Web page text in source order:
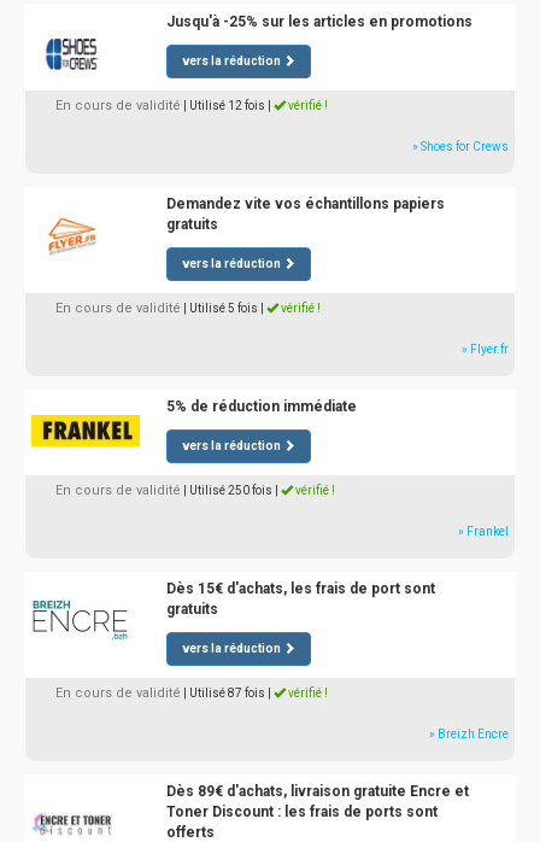
Jusqu'à -25% sur les articles en promotions
vers la réduction
En cours de validité | Utilisé 12 fois vérifié !
» Shoes for Crews
Demandez vite vos échantillons papiers
gratuits
vers la réduction
En cours de validité | Utilisé 5 fois vérifié !
» Flyer.fr
5% de réduction immédiate
vers la réduction
En cours de validité | Utilisé 250 fois vérifié !
» Frankel
Dès 15€ d'achats, les frais de port sont
gratuits
vers la réduction
En cours de validité | Utilisé 87 fois vérifié !
» Breizh Encre
Dès 89€ d'achats, livraison gratuite Encre et
Toner Discount : les frais de ports sont
offerts